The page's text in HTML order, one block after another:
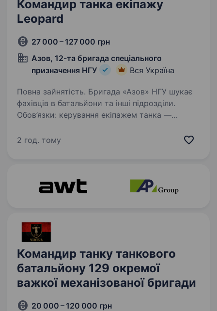
Командир танка екіпажу
Leopard
27 000 – 127 000 грн
Азов, 12-та бригада спеціального
призначення НГУ
Вся Україна
Повна зайнятість. Бригада «Азов» НГУ шукає
фахівців в батальйони та інші підрозділи.
Обов’язки: керування екіпажем танка —
механіка-водія; відповідальність за бойову
2 год. тому
Командир танку танкового
батальйону 129 окремої
важкої механізованої бригади
20 000 – 120 000 грн